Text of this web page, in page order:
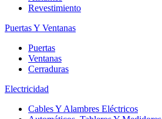
Revestimiento
Puertas Y Ventanas
Puertas
Ventanas
Cerraduras
Electricidad
Cables Y Alambres Eléctricos